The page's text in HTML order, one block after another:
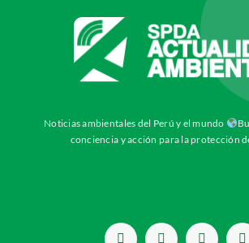
Noticias ambientales del Perú y el mundo
conciencia y acción para la protección